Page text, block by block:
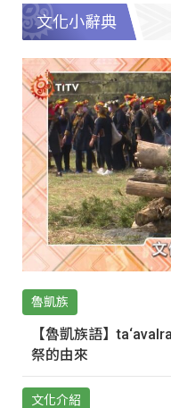
文化小辭典
魯凱族
【魯凱族語】
祭的由來
文化介紹